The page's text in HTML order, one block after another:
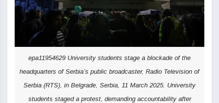
epa11954629 University students stage a blockade of the
headquarters of Serbia’s public broadcaster, Radio Television of
Serbia (RTS), in Belgrade, Serbia, 11 March 2025. University
students staged a protest, demanding accountability after